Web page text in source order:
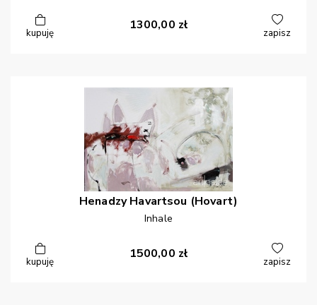
kupuję
1300,00 zł
zapisz
Henadzy Havartsou (Hovart)
Inhale
kupuję
1500,00 zł
zapisz